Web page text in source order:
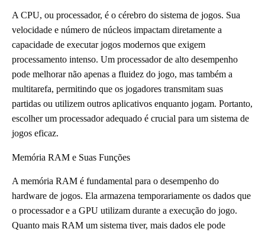
A CPU, ou processador, é o cérebro do sistema de jogos. Sua
velocidade e número de núcleos impactam diretamente a
capacidade de executar jogos modernos que exigem
processamento intenso. Um processador de alto desempenho
pode melhorar não apenas a fluidez do jogo, mas também a
multitarefa, permitindo que os jogadores transmitam suas
partidas ou utilizem outros aplicativos enquanto jogam. Portanto,
escolher um processador adequado é crucial para um sistema de
jogos eficaz.
Memória RAM e Suas Funções
A memória RAM é fundamental para o desempenho do
hardware de jogos. Ela armazena temporariamente os dados que
o processador e a GPU utilizam durante a execução do jogo.
Quanto mais RAM um sistema tiver, mais dados ele pode